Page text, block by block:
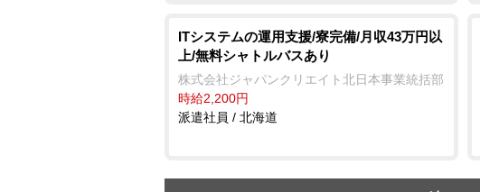
ITシステムの運用支援/寮完備/月収43万円以
上/無料シャトルバスあり
株式会社ジャパンクリエイト北日本事業統括部
時給2,200円
派遣社員 / 北海道